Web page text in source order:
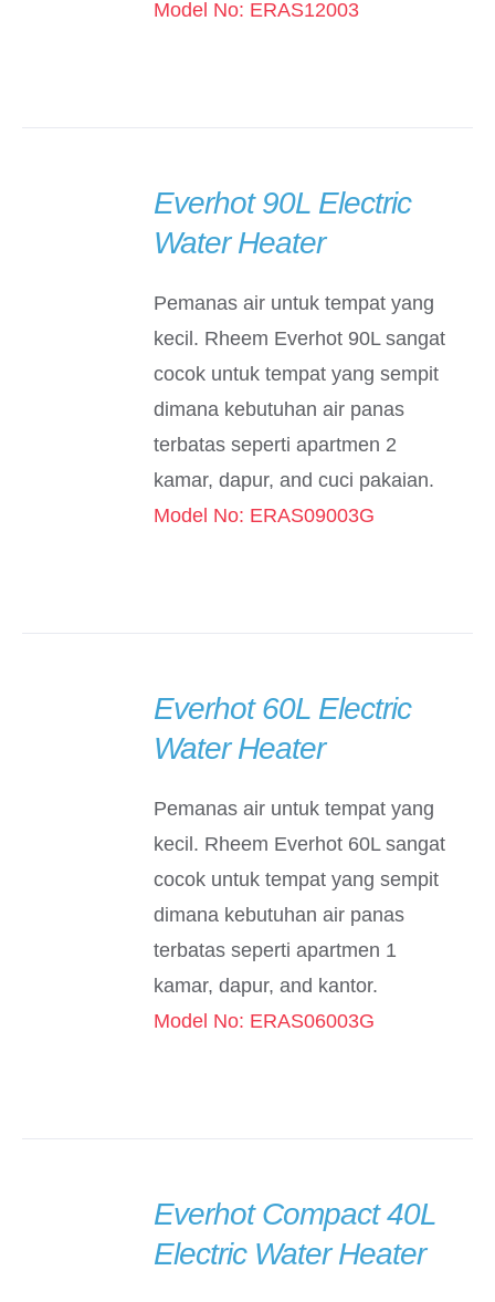
Model No: ERAS12003
Everhot 90L Electric
Water Heater
Pemanas air untuk tempat yang
kecil. Rheem Everhot 90L sangat
cocok untuk tempat yang sempit
dimana kebutuhan air panas
terbatas seperti apartmen 2
kamar, dapur, and cuci pakaian.
Model No: ERAS09003G
Everhot 60L Electric
Water Heater
Pemanas air untuk tempat yang
kecil. Rheem Everhot 60L sangat
cocok untuk tempat yang sempit
dimana kebutuhan air panas
terbatas seperti apartmen 1
kamar, dapur, and kantor.
Model No: ERAS06003G
Everhot Compact 40L
Electric Water Heater